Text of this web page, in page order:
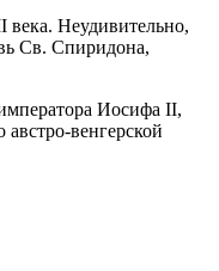
века. Неудивительно,
Св. Спиридона,
Иосифа II,
венгерской